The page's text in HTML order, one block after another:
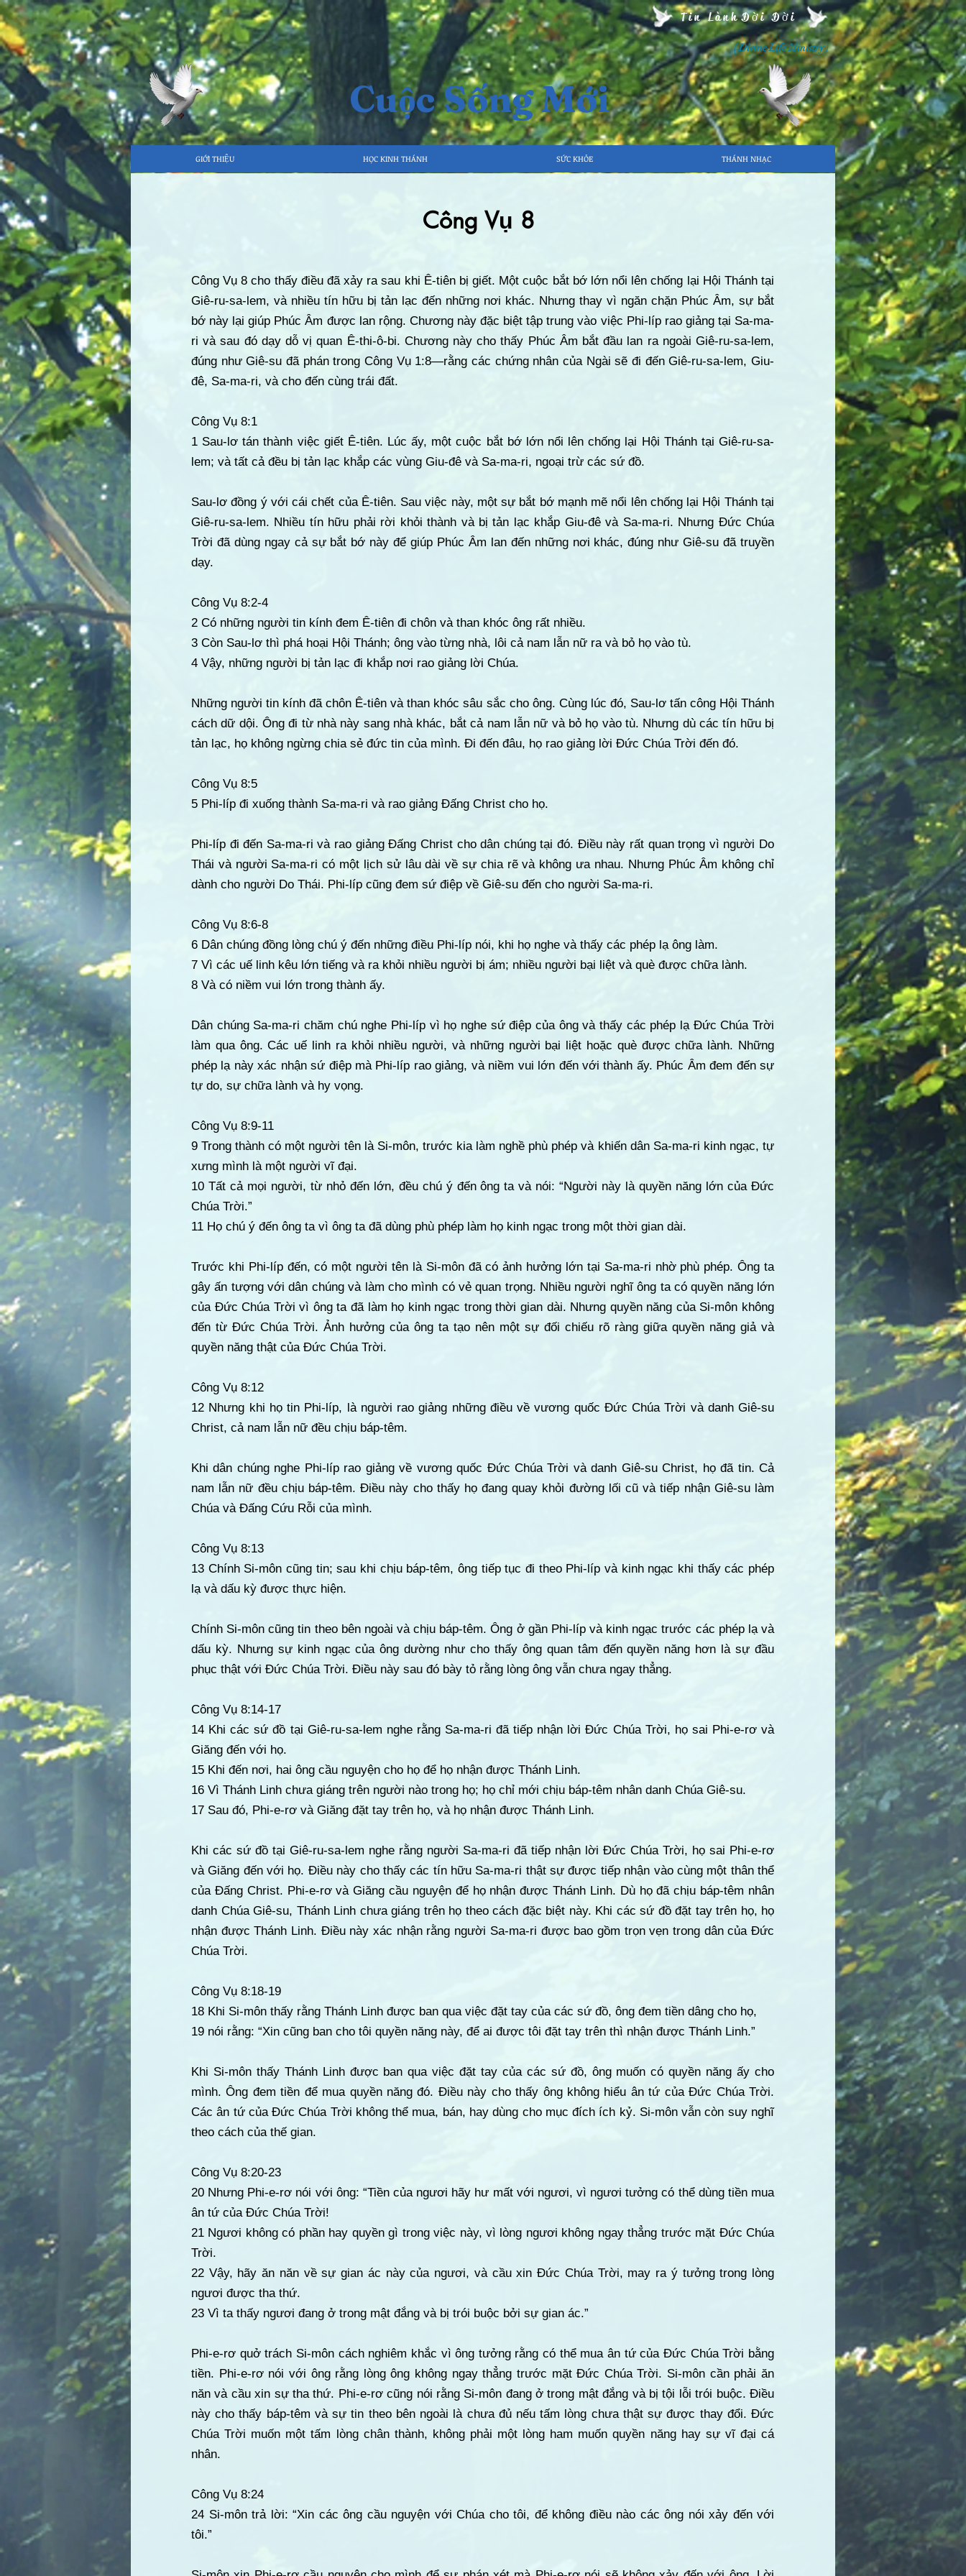
Tin Lành Đời Đời
( Divine Life Ministry )
Cuộc Sống Mới
GIỚI THIỆU HỌC KINH THÁNH SỨC KHỎE THÁNH NHẠC
Công Vụ 8
Công Vụ 8 cho thấy điều đã xảy ra sau khi Ê-tiên bị giết. Một cuộc bắt bớ lớn nổi lên chống lại Hội Thánh tại
Giê-ru-sa-lem, và nhiều tín hữu bị tản lạc đến những nơi khác. Nhưng thay vì ngăn chặn Phúc Âm, sự bắt
bớ này lại giúp Phúc Âm được lan rộng. Chương này đặc biệt tập trung vào việc Phi-líp rao giảng tại Sa-ma-
ri và sau đó dạy dỗ vị quan Ê-thi-ô-bi. Chương này cho thấy Phúc Âm bắt đầu lan ra ngoài Giê-ru-sa-lem,
đúng như Giê-su đã phán trong Công Vụ 1:8—rằng các chứng nhân của Ngài sẽ đi đến Giê-ru-sa-lem, Giu-
đê, Sa-ma-ri, và cho đến cùng trái đất.
Công Vụ 8:1
1 Sau-lơ tán thành việc giết Ê-tiên. Lúc ấy, một cuộc bắt bớ lớn nổi lên chống lại Hội Thánh tại Giê-ru-sa-
lem; và tất cả đều bị tản lạc khắp các vùng Giu-đê và Sa-ma-ri, ngoại trừ các sứ đồ.
Sau-lơ đồng ý với cái chết của Ê-tiên. Sau việc này, một sự bắt bớ mạnh mẽ nổi lên chống lại Hội Thánh tại
Giê-ru-sa-lem. Nhiều tín hữu phải rời khỏi thành và bị tản lạc khắp Giu-đê và Sa-ma-ri. Nhưng Đức Chúa
Trời đã dùng ngay cả sự bắt bớ này để giúp Phúc Âm lan đến những nơi khác, đúng như Giê-su đã truyền
dạy.
Công Vụ 8:2-4
2 Có những người tin kính đem Ê-tiên đi chôn và than khóc ông rất nhiều.
3 Còn Sau-lơ thì phá hoại Hội Thánh; ông vào từng nhà, lôi cả nam lẫn nữ ra và bỏ họ vào tù.
4 Vậy, những người bị tản lạc đi khắp nơi rao giảng lời Chúa.
Những người tin kính đã chôn Ê-tiên và than khóc sâu sắc cho ông. Cùng lúc đó, Sau-lơ tấn công Hội Thánh
cách dữ dội. Ông đi từ nhà này sang nhà khác, bắt cả nam lẫn nữ và bỏ họ vào tù. Nhưng dù các tín hữu bị
tản lạc, họ không ngừng chia sẻ đức tin của mình. Đi đến đâu, họ rao giảng lời Đức Chúa Trời đến đó.
Công Vụ 8:5
5 Phi-líp đi xuống thành Sa-ma-ri và rao giảng Đấng Christ cho họ.
Phi-líp đi đến Sa-ma-ri và rao giảng Đấng Christ cho dân chúng tại đó. Điều này rất quan trọng vì người Do
Thái và người Sa-ma-ri có một lịch sử lâu dài về sự chia rẽ và không ưa nhau. Nhưng Phúc Âm không chỉ
dành cho người Do Thái. Phi-líp cũng đem sứ điệp về Giê-su đến cho người Sa-ma-ri.
Công Vụ 8:6-8
6 Dân chúng đồng lòng chú ý đến những điều Phi-líp nói, khi họ nghe và thấy các phép lạ ông làm.
7 Vì các uế linh kêu lớn tiếng và ra khỏi nhiều người bị ám; nhiều người bại liệt và què được chữa lành.
8 Và có niềm vui lớn trong thành ấy.
Dân chúng Sa-ma-ri chăm chú nghe Phi-líp vì họ nghe sứ điệp của ông và thấy các phép lạ Đức Chúa Trời
làm qua ông. Các uế linh ra khỏi nhiều người, và những người bại liệt hoặc què được chữa lành. Những
phép lạ này xác nhận sứ điệp mà Phi-líp rao giảng, và niềm vui lớn đến với thành ấy. Phúc Âm đem đến sự
tự do, sự chữa lành và hy vọng.
Công Vụ 8:9-11
9 Trong thành có một người tên là Si-môn, trước kia làm nghề phù phép và khiến dân Sa-ma-ri kinh ngạc, tự
xưng mình là một người vĩ đại.
10 Tất cả mọi người, từ nhỏ đến lớn, đều chú ý đến ông ta và nói: “Người này là quyền năng lớn của Đức
Chúa Trời.”
11 Họ chú ý đến ông ta vì ông ta đã dùng phù phép làm họ kinh ngạc trong một thời gian dài.
Trước khi Phi-líp đến, có một người tên là Si-môn đã có ảnh hưởng lớn tại Sa-ma-ri nhờ phù phép. Ông ta
gây ấn tượng với dân chúng và làm cho mình có vẻ quan trọng. Nhiều người nghĩ ông ta có quyền năng lớn
của Đức Chúa Trời vì ông ta đã làm họ kinh ngạc trong thời gian dài. Nhưng quyền năng của Si-môn không
đến từ Đức Chúa Trời. Ảnh hưởng của ông ta tạo nên một sự đối chiếu rõ ràng giữa quyền năng giả và
quyền năng thật của Đức Chúa Trời.
Công Vụ 8:12
12 Nhưng khi họ tin Phi-líp, là người rao giảng những điều về vương quốc Đức Chúa Trời và danh Giê-su
Christ, cả nam lẫn nữ đều chịu báp-têm.
Khi dân chúng nghe Phi-líp rao giảng về vương quốc Đức Chúa Trời và danh Giê-su Christ, họ đã tin. Cả
nam lẫn nữ đều chịu báp-têm. Điều này cho thấy họ đang quay khỏi đường lối cũ và tiếp nhận Giê-su làm
Chúa và Đấng Cứu Rỗi của mình.
Công Vụ 8:13
13 Chính Si-môn cũng tin; sau khi chịu báp-têm, ông tiếp tục đi theo Phi-líp và kinh ngạc khi thấy các phép
lạ và dấu kỳ được thực hiện.
Chính Si-môn cũng tin theo bên ngoài và chịu báp-têm. Ông ở gần Phi-líp và kinh ngạc trước các phép lạ và
dấu kỳ. Nhưng sự kinh ngạc của ông dường như cho thấy ông quan tâm đến quyền năng hơn là sự đầu
phục thật với Đức Chúa Trời. Điều này sau đó bày tỏ rằng lòng ông vẫn chưa ngay thẳng.
Công Vụ 8:14-17
14 Khi các sứ đồ tại Giê-ru-sa-lem nghe rằng Sa-ma-ri đã tiếp nhận lời Đức Chúa Trời, họ sai Phi-e-rơ và
Giăng đến với họ.
15 Khi đến nơi, hai ông cầu nguyện cho họ để họ nhận được Thánh Linh.
16 Vì Thánh Linh chưa giáng trên người nào trong họ; họ chỉ mới chịu báp-têm nhân danh Chúa Giê-su.
17 Sau đó, Phi-e-rơ và Giăng đặt tay trên họ, và họ nhận được Thánh Linh.
Khi các sứ đồ tại Giê-ru-sa-lem nghe rằng người Sa-ma-ri đã tiếp nhận lời Đức Chúa Trời, họ sai Phi-e-rơ
và Giăng đến với họ. Điều này cho thấy các tín hữu Sa-ma-ri thật sự được tiếp nhận vào cùng một thân thể
của Đấng Christ. Phi-e-rơ và Giăng cầu nguyện để họ nhận được Thánh Linh. Dù họ đã chịu báp-têm nhân
danh Chúa Giê-su, Thánh Linh chưa giáng trên họ theo cách đặc biệt này. Khi các sứ đồ đặt tay trên họ, họ
nhận được Thánh Linh. Điều này xác nhận rằng người Sa-ma-ri được bao gồm trọn vẹn trong dân của Đức
Chúa Trời.
Công Vụ 8:18-19
18 Khi Si-môn thấy rằng Thánh Linh được ban qua việc đặt tay của các sứ đồ, ông đem tiền dâng cho họ,
19 nói rằng: “Xin cũng ban cho tôi quyền năng này, để ai được tôi đặt tay trên thì nhận được Thánh Linh.”
Khi Si-môn thấy Thánh Linh được ban qua việc đặt tay của các sứ đồ, ông muốn có quyền năng ấy cho
mình. Ông đem tiền để mua quyền năng đó. Điều này cho thấy ông không hiểu ân tứ của Đức Chúa Trời.
Các ân tứ của Đức Chúa Trời không thể mua, bán, hay dùng cho mục đích ích kỷ. Si-môn vẫn còn suy nghĩ
theo cách của thế gian.
Công Vụ 8:20-23
20 Nhưng Phi-e-rơ nói với ông: “Tiền của ngươi hãy hư mất với ngươi, vì ngươi tưởng có thể dùng tiền mua
ân tứ của Đức Chúa Trời!
21 Ngươi không có phần hay quyền gì trong việc này, vì lòng ngươi không ngay thẳng trước mặt Đức Chúa
Trời.
22 Vậy, hãy ăn năn về sự gian ác này của ngươi, và cầu xin Đức Chúa Trời, may ra ý tưởng trong lòng
ngươi được tha thứ.
23 Vì ta thấy ngươi đang ở trong mật đắng và bị trói buộc bởi sự gian ác.”
Phi-e-rơ quở trách Si-môn cách nghiêm khắc vì ông tưởng rằng có thể mua ân tứ của Đức Chúa Trời bằng
tiền. Phi-e-rơ nói với ông rằng lòng ông không ngay thẳng trước mặt Đức Chúa Trời. Si-môn cần phải ăn
năn và cầu xin sự tha thứ. Phi-e-rơ cũng nói rằng Si-môn đang ở trong mật đắng và bị tội lỗi trói buộc. Điều
này cho thấy báp-têm và sự tin theo bên ngoài là chưa đủ nếu tấm lòng chưa thật sự được thay đổi. Đức
Chúa Trời muốn một tấm lòng chân thành, không phải một lòng ham muốn quyền năng hay sự vĩ đại cá
nhân.
Công Vụ 8:24
24 Si-môn trả lời: “Xin các ông cầu nguyện với Chúa cho tôi, để không điều nào các ông nói xảy đến với
tôi.”